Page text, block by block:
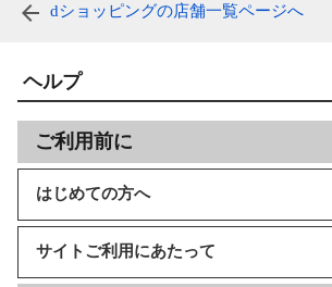
dショッピングの店舗一覧ページへ
ヘルプ
ご利用前に
はじめての方へ
サイトご利用にあたって